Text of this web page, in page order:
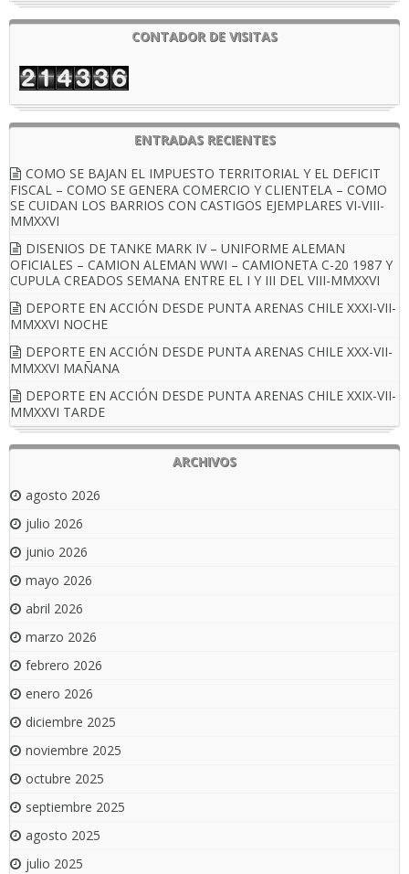
CONTADOR DE VISITAS
ENTRADAS RECIENTES
COMO SE BAJAN EL IMPUESTO TERRITORIAL Y EL DEFICIT
FISCAL – COMO SE GENERA COMERCIO Y CLIENTELA – COMO
SE CUIDAN LOS BARRIOS CON CASTIGOS EJEMPLARES VI-VIII-
MMXXVI
DISENIOS DE TANKE MARK IV – UNIFORME ALEMAN
OFICIALES – CAMION ALEMAN WWI – CAMIONETA C-20 1987 Y
CUPULA CREADOS SEMANA ENTRE EL I Y III DEL VIII-MMXXVI
DEPORTE EN ACCIÓN DESDE PUNTA ARENAS CHILE XXXI-VII-
MMXXVI NOCHE
DEPORTE EN ACCIÓN DESDE PUNTA ARENAS CHILE XXX-VII-
MMXXVI MAÑANA
DEPORTE EN ACCIÓN DESDE PUNTA ARENAS CHILE XXIX-VII-
MMXXVI TARDE
ARCHIVOS
agosto 2026
julio 2026
junio 2026
mayo 2026
abril 2026
marzo 2026
febrero 2026
enero 2026
diciembre 2025
noviembre 2025
octubre 2025
septiembre 2025
agosto 2025
julio 2025